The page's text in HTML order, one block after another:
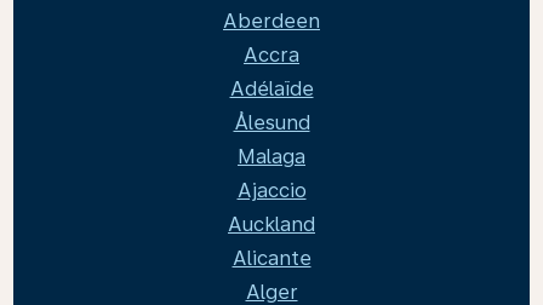
Aberdeen
Accra
Adélaïde
Ålesund
Malaga
Ajaccio
Auckland
Alicante
Alger